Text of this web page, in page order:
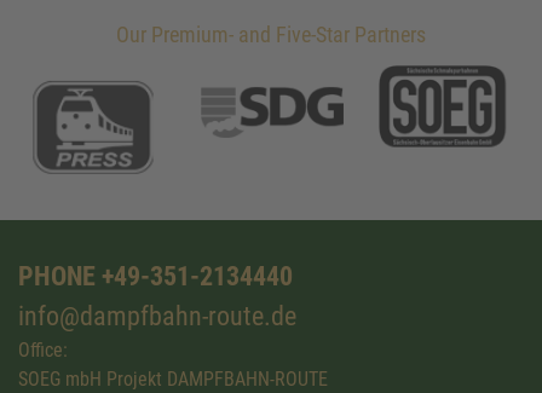
Our Premium- and Five-Star Partners
PHONE +49-351-2134440
info@dampfbahn-route.de
Office:
SOEG mbH Projekt DAMPFBAHN-ROUTE